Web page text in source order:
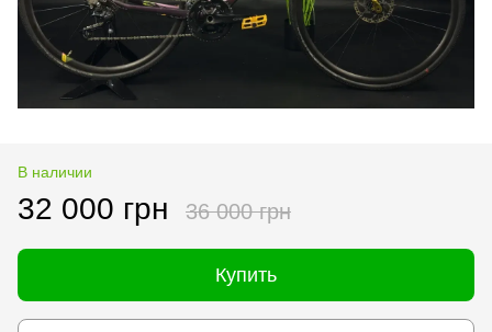
В наличии
32 000 грн 36 000 грн
Купить